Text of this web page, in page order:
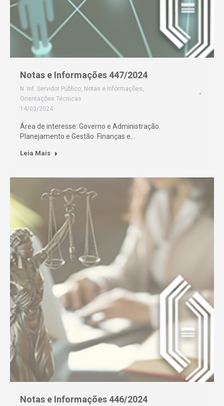
Notas e Informações 447/2024
N. Inf. Servidor Público, Notas e Informações,
Orientações Técnicas
14/03/2024
Área de interesse: Governo e Administração.
Planejamento e Gestão. Finanças e…
Leia Mais
Notas e Informações 446/2024